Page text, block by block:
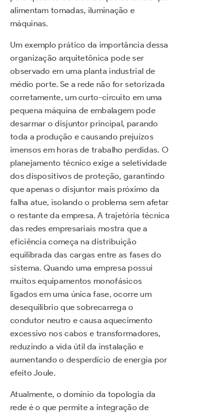
alimentam tomadas, iluminação e
máquinas.
Um exemplo prático da importância dessa
organização arquitetônica pode ser
observado em uma planta industrial de
médio porte. Se a rede não for setorizada
corretamente, um curto-circuito em uma
pequena máquina de embalagem pode
desarmar o disjuntor principal, parando
toda a produção e causando prejuízos
imensos em horas de trabalho perdidas. O
planejamento técnico exige a seletividade
dos dispositivos de proteção, garantindo
que apenas o disjuntor mais próximo da
falha atue, isolando o problema sem afetar
o restante da empresa. A trajetória técnica
das redes empresariais mostra que a
eficiência começa na distribuição
equilibrada das cargas entre as fases do
sistema. Quando uma empresa possui
muitos equipamentos monofásicos
ligados em uma única fase, ocorre um
desequilíbrio que sobrecarrega o
condutor neutro e causa aquecimento
excessivo nos cabos e transformadores,
reduzindo a vida útil da instalação e
aumentando o desperdício de energia por
efeito Joule.
Atualmente, o domínio da topologia da
rede é o que permite a integração de